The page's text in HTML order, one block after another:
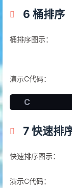
6 桶排序
桶排序图示：
演示C代码：
C
7 快速排
快速排序图示：
演示C代码：